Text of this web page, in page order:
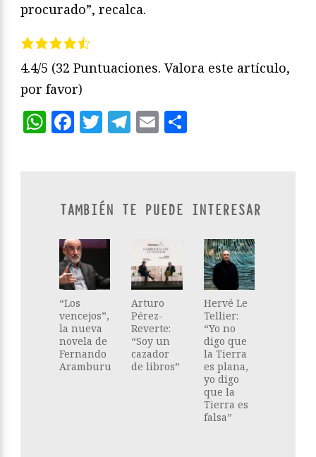
procurado”, recalca.
4.4/5 (32 Puntuaciones. Valora este artículo,
por favor)
WhatsApp
Facebook
Twitter
Telegram
Email
TAMBIÉN TE PUEDE INTERESAR
“Los
vencejos”,
la nueva
novela de
Fernando
Aramburu
Arturo
Pérez-
Reverte:
“Soy un
cazador
de libros”
Hervé Le
Tellier:
“Yo no
digo que
la Tierra
es plana,
yo digo
que la
Tierra es
falsa”